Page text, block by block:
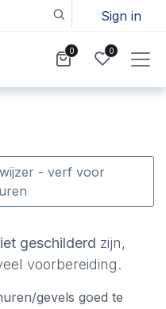
Sign in
0 0
- verf voor
geschilderd zijn,
voorbereiding.
gevels goed te